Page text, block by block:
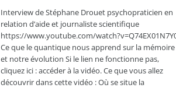
Interview de Stéphane Drouet psychopraticien en
relation d’aide et journaliste scientifique
https://www.youtube.com/
Ce que le quantique nous apprend sur la mémoire
et notre évolution Si le lien ne fonctionne pas,
cliquez ici : accéder à la vidéo. Ce que vous allez
découvrir dans cette vidéo : Où se situe la